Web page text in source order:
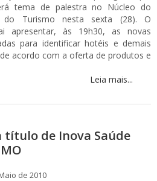
tema de palestra no Núcleo do
do Turismo nesta sexta (28). O
apresentar, às 19h30, as novas
para identificar hotéis e demais
acordo com a oferta de produtos e
Leia mais...
de Inova Saúde
de 2010